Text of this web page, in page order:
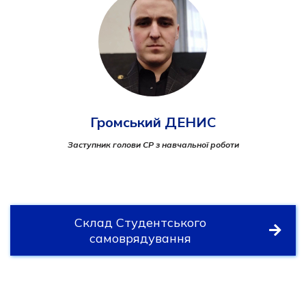
Громський ДЕНИС
Заступник голови СР з навчальної роботи
Склад Студентського
самоврядування